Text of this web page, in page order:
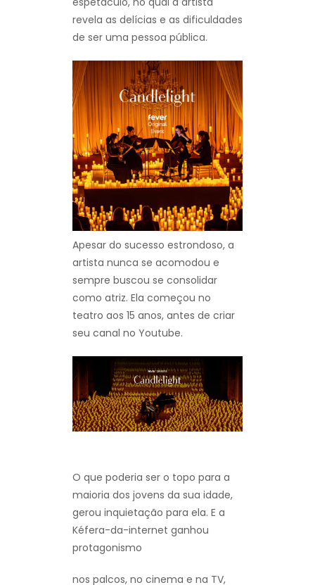
revela as delícias e as dificuldades
de ser uma pessoa pública.
Apesar do sucesso estrondoso, a
artista nunca se acomodou e
sempre buscou se consolidar
como atriz. Ela começou no
teatro aos 15 anos, antes de criar
seu canal no Youtube.
O que poderia ser o topo para a
maioria dos jovens da sua idade,
gerou inquietação para ela. E a
Kéfera-da-internet ganhou
protagonismo
nos palcos, no cinema e na TV,